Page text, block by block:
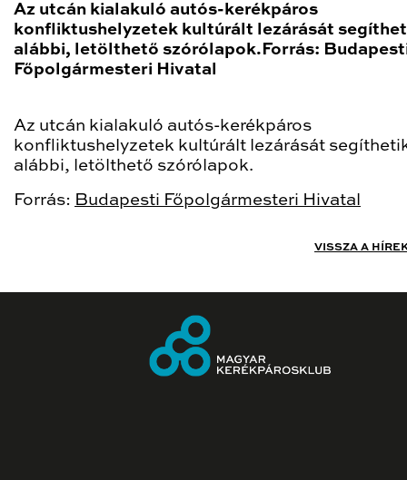
Az utcán kialakuló autós-kerékpáros
konfliktushelyzetek kultúrált lezárását
alábbi, letölthető szórólapok.Forrás:
Főpolgármesteri Hivatal
Az utcán kialakuló autós-kerékpáros
konfliktushelyzetek kultúrált lezárását
alábbi, letölthető szórólapok.
Forrás: Budapesti Főpolgármesteri Hivatal
VISSZA A